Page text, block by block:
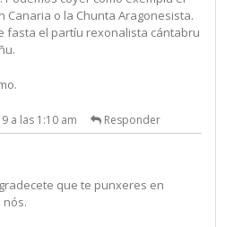
Canaria o la Chunta Aragonesista.
fasta el partíu rexonalista cántabru
a las 1:10 am Responder
que te punxeres en
nós.